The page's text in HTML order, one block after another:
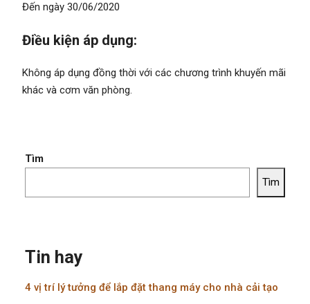
Đến ngày 30/06/2020
Điều kiện áp dụng:
Không áp dụng đồng thời với các chương trình khuyến mãi
khác và cơm văn phòng.
Tìm
Tìm
Tin hay
4 vị trí lý tưởng để lắp đặt thang máy cho nhà cải tạo